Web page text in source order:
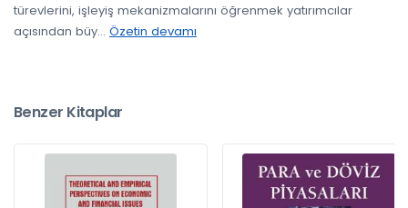
türevlerini, işleyiş mekanizmalarını öğrenmek yatırımcılar
açısından büy... Özetin devamı
Benzer Kitaplar